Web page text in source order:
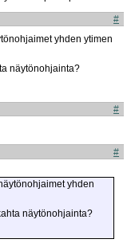
#
yhden ytimen
näytönohjainta?
#
#
yhden
näytönohjainta?